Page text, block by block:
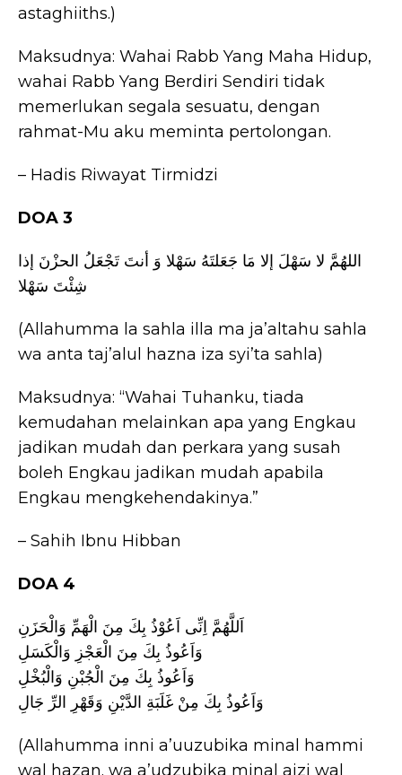
astaghiiths.)
Maksudnya: Wahai Rabb Yang Maha Hidup,
wahai Rabb Yang Berdiri Sendiri tidak
memerlukan segala sesuatu, dengan
rahmat-Mu aku meminta pertolongan.
– Hadis Riwayat Tirmidzi
DOA 3
اللهُمَّ لا سَهْلَ إلا مَا جَعَلتَهُ سَهْلا وَ أنتَ تَجْعَلُ الحزْنَ إذا
شِئْتَ سَهْلا
(Allahumma la sahla illa ma ja’altahu sahla
wa anta taj’alul hazna iza syi’ta sahla)
Maksudnya: “Wahai Tuhanku, tiada
kemudahan melainkan apa yang Engkau
jadikan mudah dan perkara yang susah
boleh Engkau jadikan mudah apabila
Engkau mengkehendakinya.”
– Sahih Ibnu Hibban
DOA 4
اَللَّهُمَّ اِنِّى اَعُوْذُ بِكَ مِنَ الْهَمِّ وَالْحَزَنِ
وَاَعُوذُ بِكَ مِنَ الْعَجْزِ وَالْكَسَلِ
وَاَعُوذُ بِكَ مِنَ الْجُبْنِ وَالْبُخْلِ
وَاَعُوذُ بِكَ مِنْ غَلَبَةِ الدَّيْنِ وَقَهْرِ الرِّ جَالِ
(Allahumma inni a’uuzubika minal hammi
wal hazan. wa a’udzubika minal ajzi wal